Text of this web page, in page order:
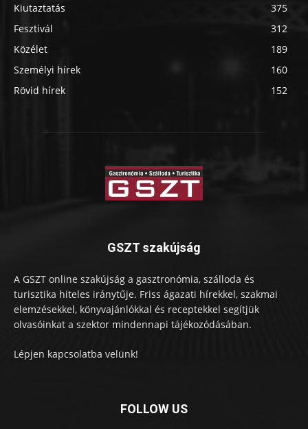
Kiutaztatás
375
Fesztivál
312
Közélet
189
Személyi hírek
160
Rövid hírek
152
GSZT szakújság
A GSZT online szakújság a gasztronómia, szálloda és
turisztika hiteles iránytűje. Friss ágazati hírekkel, szakmai
elemzésekkel, könyvajánlókkal és receptekkel segítjük
olvasóinkat a szektor mindennapi tájékozódásában.
Lépjen kapcsolatba velünk!
FOLLOW US